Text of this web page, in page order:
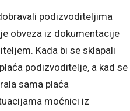
podizvoditeljima
obveza iz dokumentacije
Kada bi se sklapali
podizvoditelje, a kad se
sama plaća
moćnici iz